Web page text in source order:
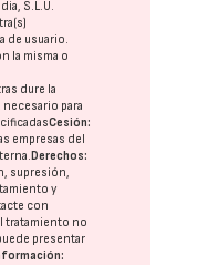
S.L.U.
de usuario.
la misma o
dure la
para
Cesión:
empresas del
Derechos:
supresión,
y
con
tratamiento no
presentar